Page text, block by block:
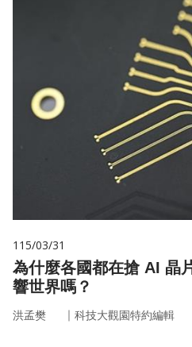
115/03/31
為什麼各國都在搶 AI 晶
響世界嗎？
洪孟樊 ｜ 科技大觀園特約編輯